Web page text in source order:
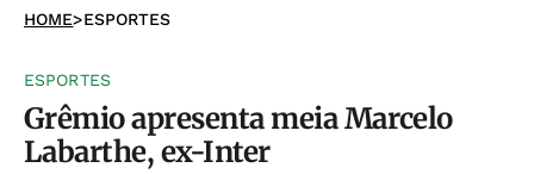
HOME>ESPORTES
ESPORTES
Grêmio apresenta meia Marcelo
Labarthe, ex-Inter